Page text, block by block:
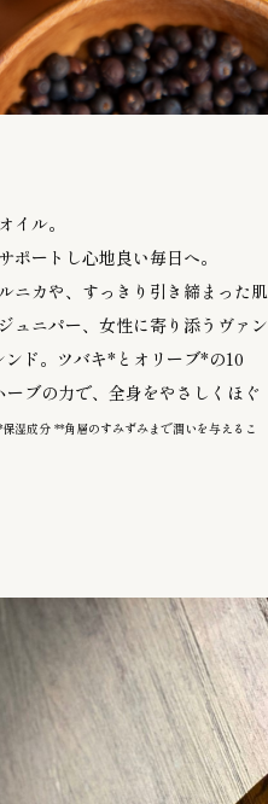
イル。
ポートし心地良い毎日へ。
ニカや、すっきり引き締まった肌
ュニパー、女性に寄り添うヴァン
ド。ツバキ*とオリーブ*の10
ブの力で、全身をやさしくほぐ
湿成分 **角層のすみずみまで潤いを与えるこ